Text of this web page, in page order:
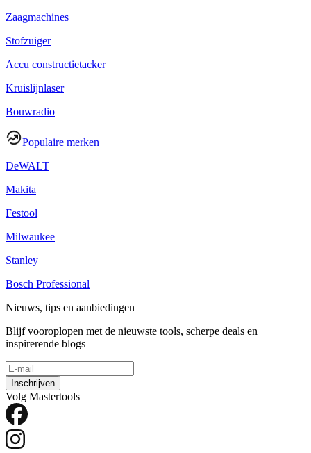
Zaagmachines
Stofzuiger
Accu constructietacker
Kruislijnlaser
Bouwradio
Populaire merken
DeWALT
Makita
Festool
Milwaukee
Stanley
Bosch Professional
Nieuws, tips en aanbiedingen
Blijf vooroplopen met de nieuwste tools, scherpe deals en
inspirerende blogs
Inschrijven
Volg Mastertools